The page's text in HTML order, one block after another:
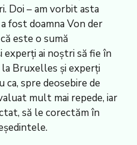
Doi – am vorbit asta
fost doamna Von der
este o sumă
experți ai noștri să fie în
Bruxelles și experți
ca, spre deosebire de
mult mai repede, iar
să le corectăm în